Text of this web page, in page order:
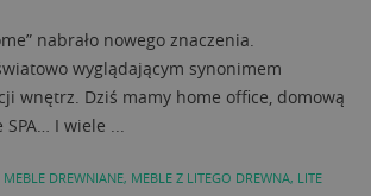
nabrało nowego znaczenia.
wyglądającym synonimem
wnętrz. Dziś mamy home office, domową
SPA… I wiele ...
MEBLE DREWNIANE, MEBLE Z LITEGO DREWNA, LITE